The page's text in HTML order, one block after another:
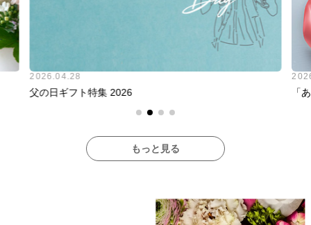
2026.04.28
父の日ギフト特集 2026 「
もっと見る